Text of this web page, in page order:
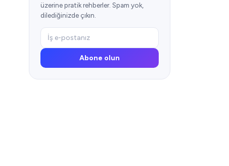
üzerine pratik rehberler. Spam yok,
dilediğinizde çıkın.
Abone olun